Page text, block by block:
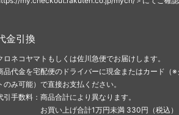
金引換
ロネコヤマトもしくは佐川急便でお届けします。
品代金を宅配便のドライバーに現金またはカード（※
のみ可能）で直接お支払ください。
引手数料：商品合計により異なります。
お買い上げ合計1万円未満 330円（税込）